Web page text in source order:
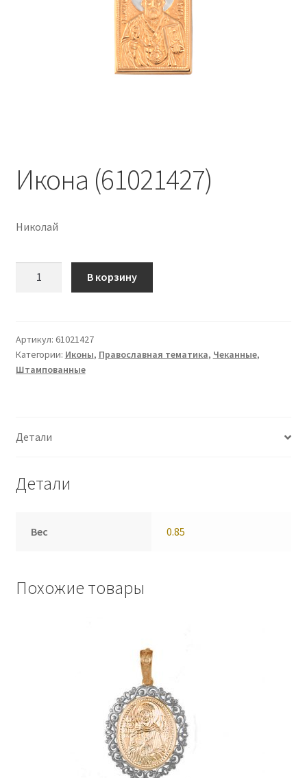
Икона (61021427)
Николай
В корзину
Артикул: 61021427
Категории: Иконы, Православная тематика, Чеканные,
Штампованные
Детали
Детали
Вес 0.85
Похожие товары